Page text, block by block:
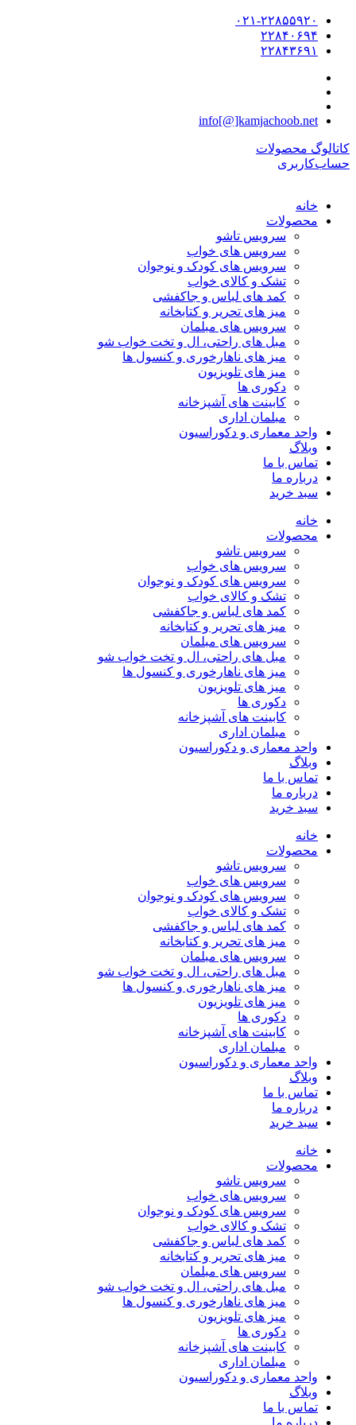
۰۲۱-۲۲۸۵۵۹۲۰
۲۲۸۴۰۶۹۴
۲۲۸۴۳۶۹۱
info[@]kamjachoob.net
کاتالوگ محصولات
حساب‌کاربری
خانه
محصولات
سرویس تاشو
سرویس های خواب
سرویس های کودک و نوجوان
تشک و کالای خواب
کمد های لباس و جاکفشی
میز های تحریر و کتابخانه
سرویس های مبلمان
مبل های راحتی، ال و تخت خواب شو
میز های ناهارخوری و کنسول ها
میز های تلویزیون
دکوری ها
کابینت های آشپزخانه
مبلمان اداری
واحد معماری و دکوراسیون
وبلاگ
تماس با ما
درباره ما
سبد خرید
خانه
محصولات
سرویس تاشو
سرویس های خواب
سرویس های کودک و نوجوان
تشک و کالای خواب
کمد های لباس و جاکفشی
میز های تحریر و کتابخانه
سرویس های مبلمان
مبل های راحتی، ال و تخت خواب شو
میز های ناهارخوری و کنسول ها
میز های تلویزیون
دکوری ها
کابینت های آشپزخانه
مبلمان اداری
واحد معماری و دکوراسیون
وبلاگ
تماس با ما
درباره ما
سبد خرید
خانه
محصولات
سرویس تاشو
سرویس های خواب
سرویس های کودک و نوجوان
تشک و کالای خواب
کمد های لباس و جاکفشی
میز های تحریر و کتابخانه
سرویس های مبلمان
مبل های راحتی، ال و تخت خواب شو
میز های ناهارخوری و کنسول ها
میز های تلویزیون
دکوری ها
کابینت های آشپزخانه
مبلمان اداری
واحد معماری و دکوراسیون
وبلاگ
تماس با ما
درباره ما
سبد خرید
خانه
محصولات
سرویس تاشو
سرویس های خواب
سرویس های کودک و نوجوان
تشک و کالای خواب
کمد های لباس و جاکفشی
میز های تحریر و کتابخانه
سرویس های مبلمان
مبل های راحتی، ال و تخت خواب شو
میز های ناهارخوری و کنسول ها
میز های تلویزیون
دکوری ها
کابینت های آشپزخانه
مبلمان اداری
واحد معماری و دکوراسیون
وبلاگ
تماس با ما
درباره ما